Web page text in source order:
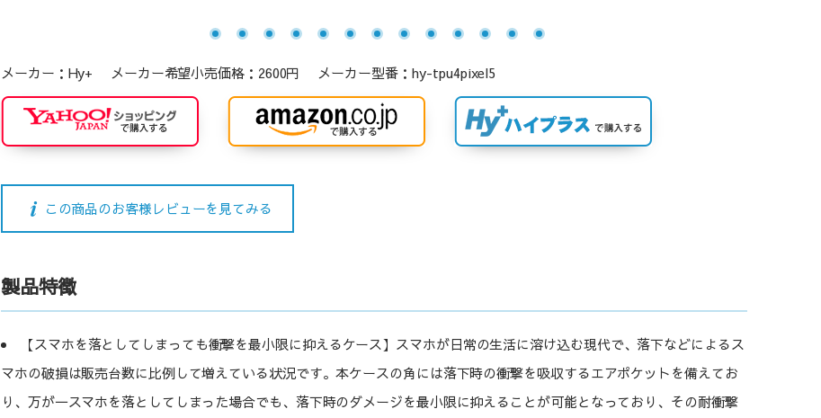
メーカー：Hy+ メーカー希望小売価格：2600円 メーカー型番：hy-tpu4pixel5
この商品のお客様レビューを見てみる
製品特徴
【スマホを落としてしまっても衝撃を最小限に抑えるケース】スマホが日常の生活に溶け込む現代で、落下などによるス
マホの破損は販売台数に比例して増えている状況です。本ケースの角には落下時の衝撃を吸収するエアポケットを備えてお
り、万が一スマホを落としてしまった場合でも、落下時のダメージを最小限に抑えることが可能となっており、その耐衝撃